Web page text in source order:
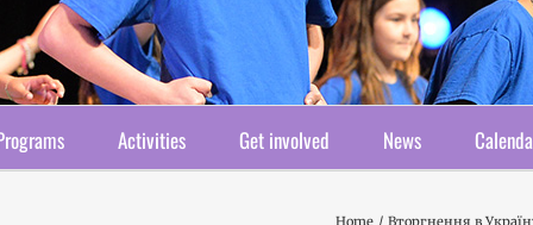
Activities Get involved News
Home Вторгнення в